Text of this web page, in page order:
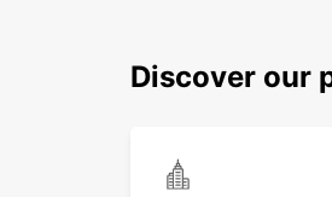
Discover our